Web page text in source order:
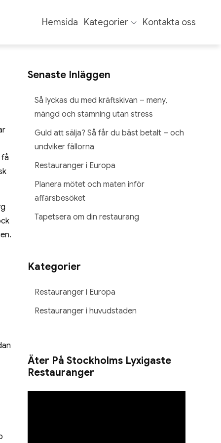
Hemsida Kategorier Kontakta oss
få
Senaste Inläggen
Så lyckas du med kräftskivan – meny,
mängd och stämning utan stress
Guld att sälja? Så får du bäst betalt – och
undviker fällorna
Restauranger i Europa
Planera mötet och maten inför
affärsbesöket
Tapetsera om din restaurang
Kategorier
Restauranger i Europa
Restauranger i huvudstaden
Äter På Stockholms Lyxigaste
Restauranger